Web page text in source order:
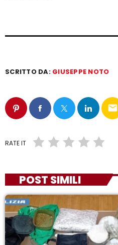
SCRITTO DA: GIUSEPPE NOTO
email
RATE IT
POST SIMILI